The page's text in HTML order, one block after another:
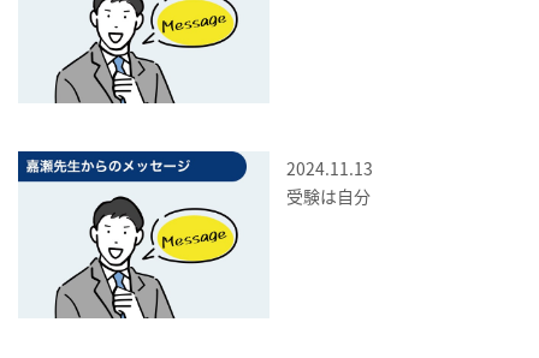
2024.11.13
受験は自分